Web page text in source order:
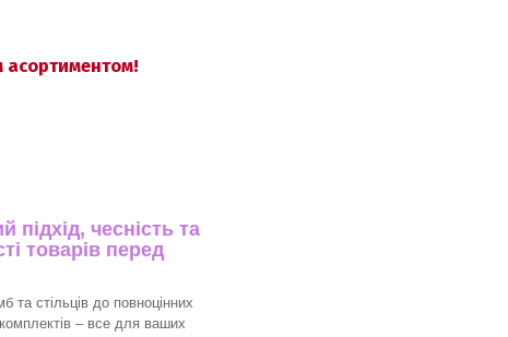
асортиментом!
підхід, чесність та
товарів перед
та стільців до повноцінних
– все для ваших